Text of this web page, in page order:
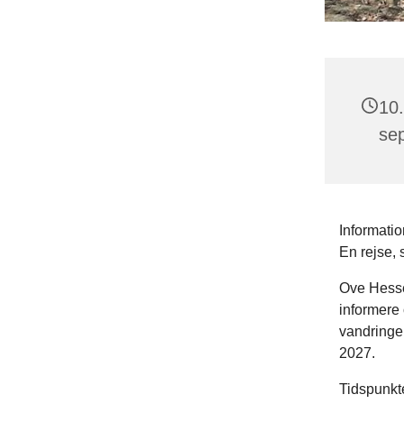
En rejse,
Ove
informere
2027.